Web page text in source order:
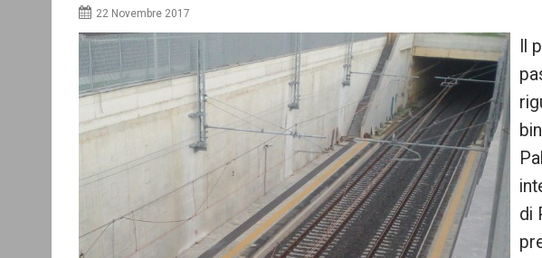
22 Novembre 2017
Il
di